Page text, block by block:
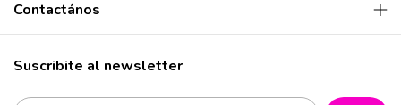
Contactános
Suscribite al newsletter